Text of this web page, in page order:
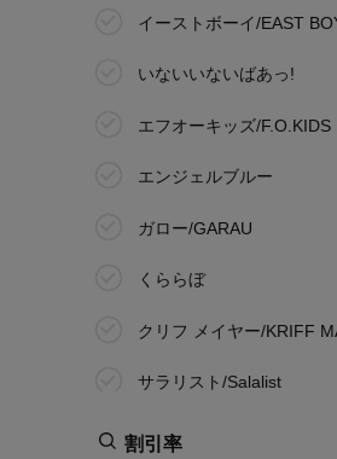
50cm
60cm
70cm
80cm
90cm
95cm
100cm
110cm
120cm
イーストボーイ/EAST
いないいないばあっ!
エフオーキッズ/F.O.KIDS
エンジェルブルー
ガロー/GARAU
くららぼ
クリフ メイヤー/KRIFF
サラリスト/Salalist
ジータ/GITA
割引率